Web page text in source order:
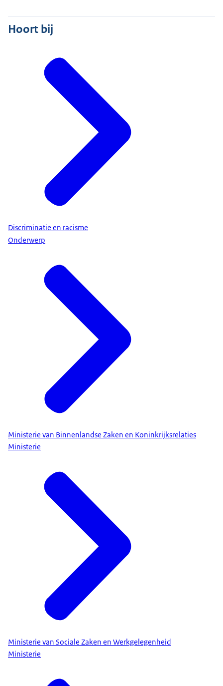
Hoort bij
Discriminatie en racisme
Onderwerp
Ministerie van Binnenlandse Zaken en Koninkrijksrelaties
Ministerie
Ministerie van Sociale Zaken en Werkgelegenheid
Ministerie